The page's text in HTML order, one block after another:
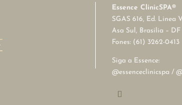
Essence ClinicSPA®
SGAS 616, Ed. Linea
Asa Sul, Brasilia – DF
Fones: (61) 3262-
Siga a Essence:
@essenceclinicspa /